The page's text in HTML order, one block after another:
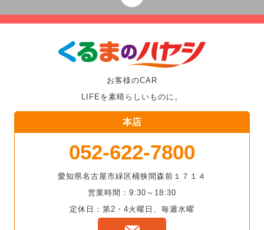
お客様のCAR
LIFEを素晴らしいものに。
本店
052-622-7800
愛知県名古屋市緑区桶狭間森前１７１４
営業時間：9:30～18:30
定休日：第2・4火曜日、毎週水曜